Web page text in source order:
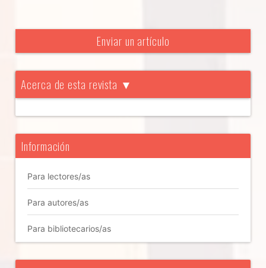
Enviar un artículo
Acerca de esta revista ▼
Información
Para lectores/as
Para autores/as
Para bibliotecarios/as